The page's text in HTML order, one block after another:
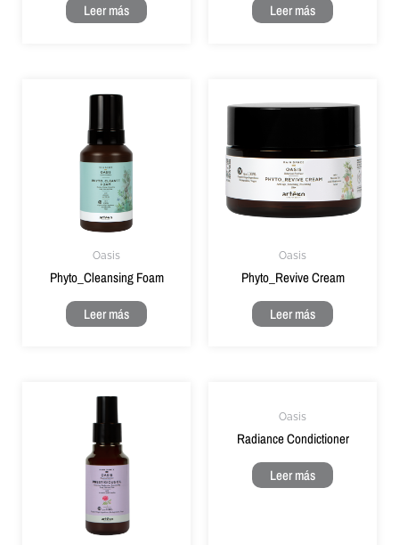
Leer más
Leer más
Oasis
Phyto_Cleansing Foam
Leer más
Oasis
Phyto_Revive Cream
Leer más
Oasis
Radiance Condictioner
Leer más